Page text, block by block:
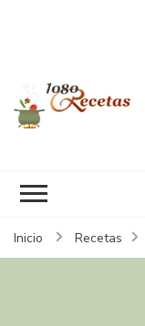
Inicio Recetas